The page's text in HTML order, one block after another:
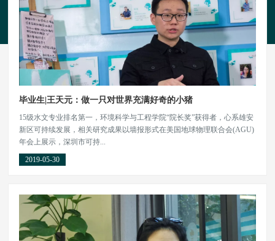
毕业生|王天元：做一只对世界充满好奇的小猪
15级水文专业排名第一，环境科学与工程学院“院长奖”获得者，心系雄安
新区可持续发展，相关研究成果以墙报形式在美国地球物理联合会(AGU)
年会上展示，深圳市可持...
2019-05-30